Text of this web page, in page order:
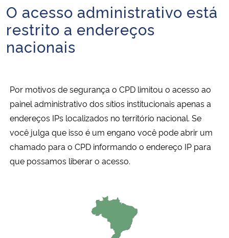
Ministério da Infraestrutura
Ministério da Agricultura, Pecuária e Abastecimento
Ministério da Cidadania
Ministério da Saúde
Início do conteúdo
O acesso administrativo está
restrito a endereços
nacionais
Por motivos de segurança o CPD limitou o acesso ao
painel administrativo dos sítios institucionais apenas a
endereços IPs localizados no território nacional. Se
você julga que isso é um engano você pode abrir um
chamado para o CPD informando o endereço IP para
que possamos liberar o acesso.